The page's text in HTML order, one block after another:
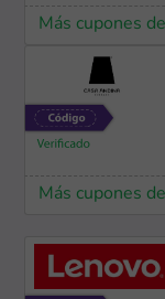
Más cupones
Más cupones